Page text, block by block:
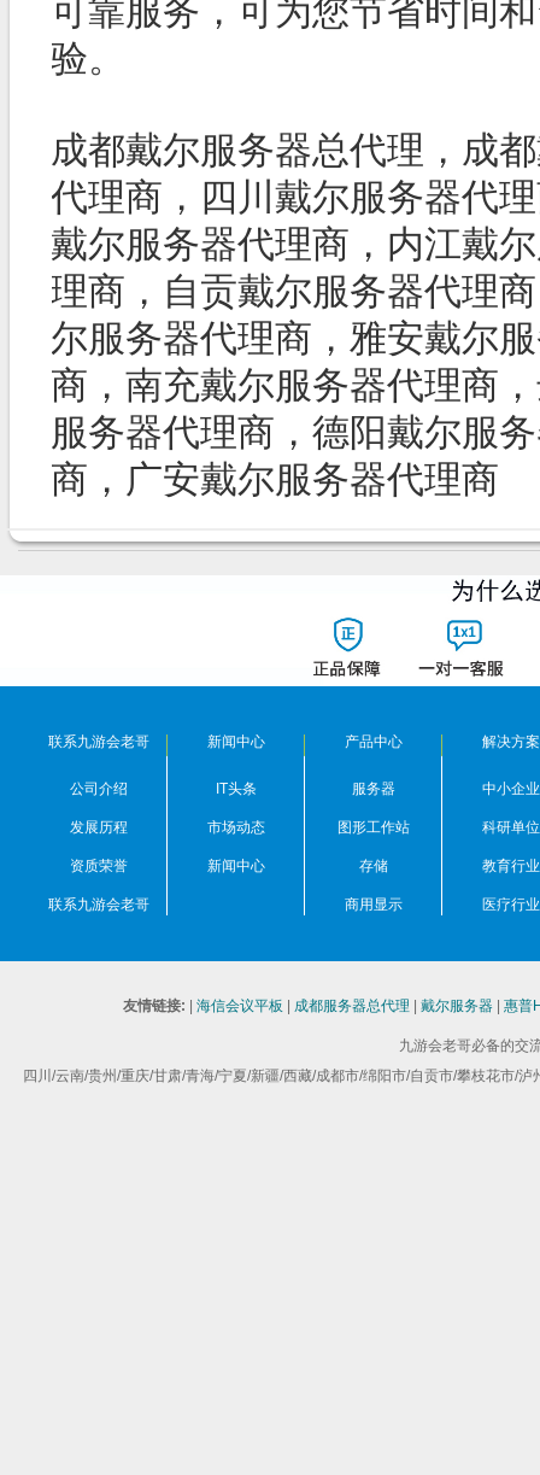
可靠服务，可为您节省时间
验。
成都戴尔服务器总代理，成
代理商，四川戴尔服务器代
戴尔服务器代理商，内江戴尔服
理商，自贡戴尔服务器代理
尔服务器代理商，雅安戴
商，南充戴尔服务器代理商
服务器代理商，德阳戴尔服
商，广安戴尔服务器代理商
联系九游会老哥
公司介绍
发展历程
资质荣誉
联系九游会老哥
新闻中心
IT头条
市场动态
新闻中心
产品中心
服务器
图形工作站
存储
商用显示
解决方案
中小企业
科研单位
教育行业
医疗行业
友情链接: |海信会议平板 | 成都服务器总代理 |戴尔服务器 |惠普
九游会老哥必备的
四川/云南/贵州/重庆/甘肃/青海/宁夏/新疆/西藏/成都市/绵阳市/自贡市/攀枝花